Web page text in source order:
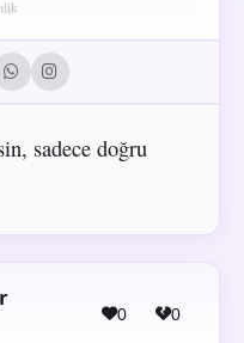
sadece doğru
0 0